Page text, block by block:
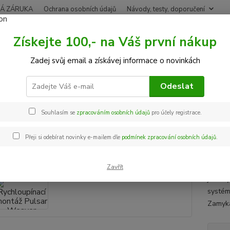
ZÁRUKA Ochrana osobních údajů
Návody, testy, doporučení
Hledat
montáž Pulsar
na
jsou
Získejte 100,- na Váš první nákup
Zadej svůj email a získávej informace o novinkách
Odeslat
Souhlasím se zpracováním osobních údajůpro účely registrace.
Přeji si odebírat novinky e-mailem dle podmínek zpracování osobních údajů.
Zavřít